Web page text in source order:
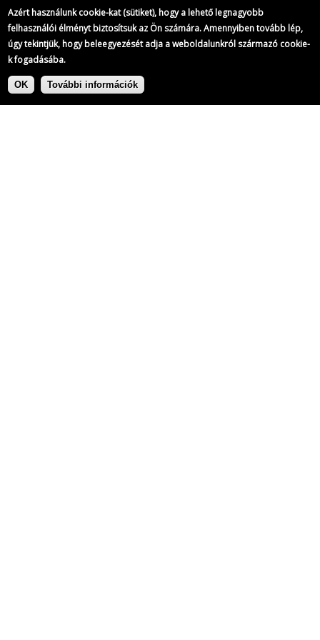
Azért használunk cookie-kat (sütiket), hogy a lehető legnagyobb
felhasználói élményt biztosítsuk az Ön számára. Amennyiben tovább lép,
úgy tekintjük, hogy beleegyezését adja a weboldalunkról származó cookie-
k fogadásába.
OK További információk
Ugrás
Címke: